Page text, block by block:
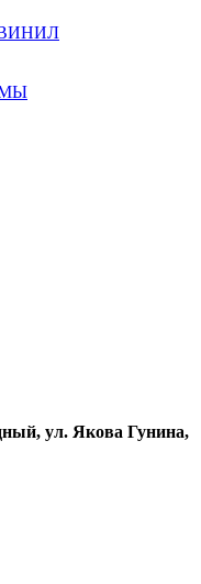
ул. Якова Гунина,